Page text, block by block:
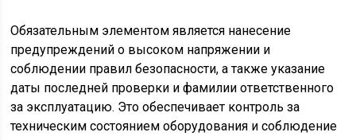
Обязательным элементом является нанесение
предупреждений о высоком напряжении и
соблюдении правил безопасности, а также указание
даты последней проверки и фамилии ответственного
за эксплуатацию. Это обеспечивает контроль за
техническим состоянием оборудования и соблюдение